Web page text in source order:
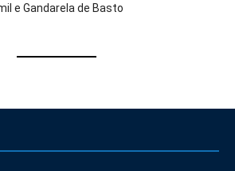
e Gandarela de Basto